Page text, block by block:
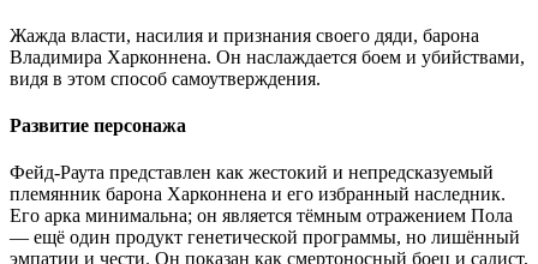
Жажда власти, насилия и признания своего дяди, барона
Владимира Харконнена. Он наслаждается боем и убийствами,
видя в этом способ самоутверждения.
Развитие персонажа
Фейд-Раута представлен как жестокий и непредсказуемый
племянник барона Харконнена и его избранный наследник.
Его арка минимальна; он является тёмным отражением Пола
— ещё один продукт генетической программы, но лишённый
эмпатии и чести. Он показан как смертоносный боец и садист,